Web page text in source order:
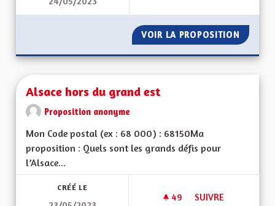
VOIR LA PROPOSITION LE
Alsace hors du grand est
Proposition anonyme
Mon Code postal (ex : 68 000) : 68150Ma
proposition : Quels sont les grands défis pour
l’Alsace...
CRÉÉ LE
49 49 ABONNÉS
SUIVRE